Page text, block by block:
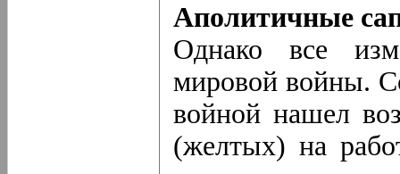
Аполитичные
Однако все
мировой войны.
войной нашел
(желтых) на